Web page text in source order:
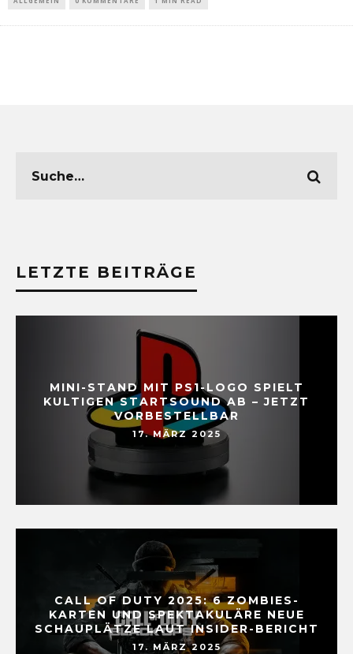
LETZTE BEITRÄGE
MINI-STAND MIT PS1-LOGO SPIELT
KULTIGEN STARTSOUND AB – JETZT
VORBESTELLBAR
17. MÄRZ 2025
CALL OF DUTY 2025: 6 ZOMBIES-
KARTEN UND SPEKTAKULÄRE NEUE
SCHAUPLÄTZE LAUT INSIDER-BERICHT
17. MÄRZ 2025